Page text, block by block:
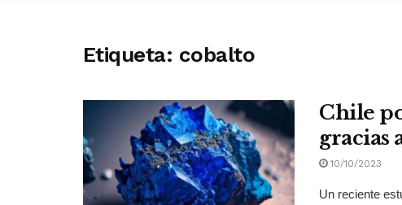
Etiqueta: cobalto
Chile
gracias
10/10/2023
Un reciente